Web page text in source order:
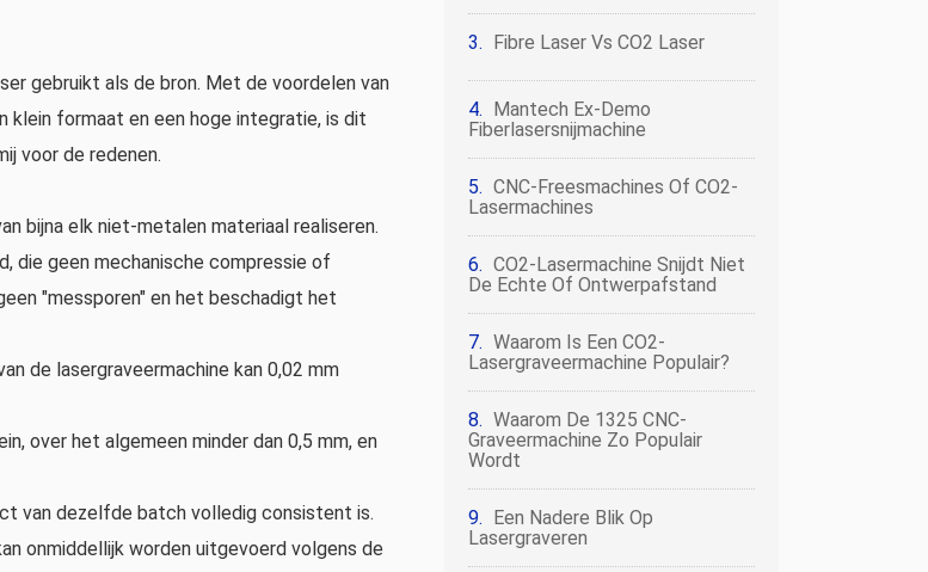
gebruikt als de bron. Met de voordelen van
klein formaat en een hoge integratie, is dit
voor de redenen.
bijna elk niet-metalen materiaal realiseren.
die geen mechanische compressie of
"messporen" en het beschadigt het
de lasergraveermachine kan 0,02 mm
over het algemeen minder dan 0,5 mm, en
van dezelfde batch volledig consistent is.
onmiddellijk worden uitgevoerd volgens de
Fibre Laser Vs CO2 Laser
Mantech Ex-Demo
Fiberlasersnijmachine
CNC-Freesmachines Of CO2-
Lasermachines
CO2-Lasermachine Snijdt Niet
De Echte Of Ontwerpafstand
Waarom Is Een CO2-
Lasergraveermachine Populair?
Waarom De 1325 CNC-
Graveermachine Zo Populair
Wordt
Een Nadere Blik Op
Lasergraveren